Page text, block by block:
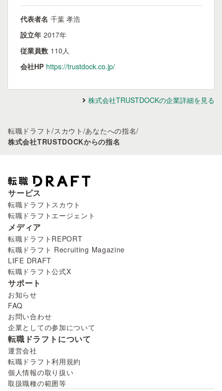
代表者名 千葉 孝浩
設立年 2017年
従業員数 110人
会社HP https://trustdock.co.jp/
株式会社TRUSTDOCKの企業詳細を見る
転職ドラフト/スカウト /あなたへの指名/
株式会社TRUSTDOCKからの指名
サービス
転職ドラフトスカウト
転職ドラフトエージェント
メディア
転職ドラフトREPORT
転職ドラフト Recruiting Magazine
LIFE DRAFT
転職ドラフト公式X
サポート
お知らせ
FAQ
お問い合わせ
企業としての参加について
転職ドラフトについて
運営会社
転職ドラフト利用規約
個人情報の取り扱い
取扱職種の範囲等